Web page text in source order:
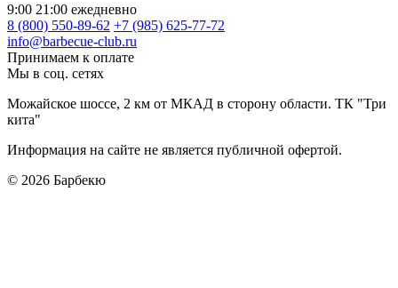
9:00 21:00 ежедневно
8 (800) 550-89-62 +7 (985) 625-77-72
info@barbecue-club.ru
Принимаем к оплате
Мы в соц. сетях
Можайское шоссе, 2 км от МКАД в сторону области. ТК "Три
кита"
Информация на сайте не является публичной офертой.
© 2026 Барбекю